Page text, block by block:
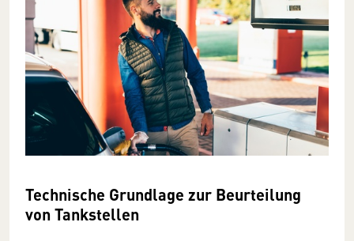
Technische Grundlage zur Beurteilung
von Tankstellen